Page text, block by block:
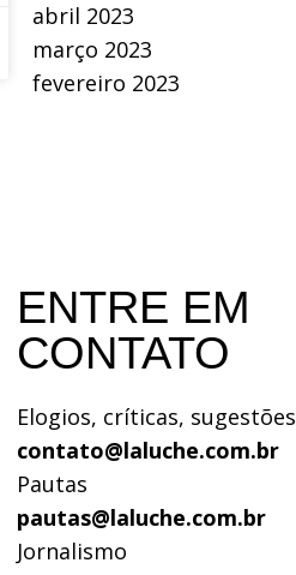
abril 2023
março 2023
fevereiro 2023
ENTRE EM
CONTATO
Elogios, críticas, sugestões
contato@laluche.com.br
Pautas
pautas@laluche.com.br
Jornalismo